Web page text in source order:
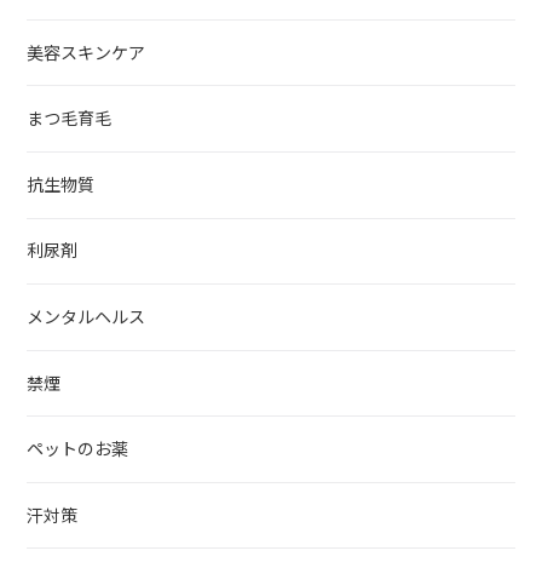
美容スキンケア
まつ毛育毛
抗生物質
利尿剤
メンタルヘルス
禁煙
ペットのお薬
汗対策